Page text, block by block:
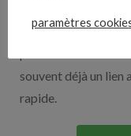
Découvrez nos
multidiffuseurs,
souvent déjà un lien
rapide.
paramètres